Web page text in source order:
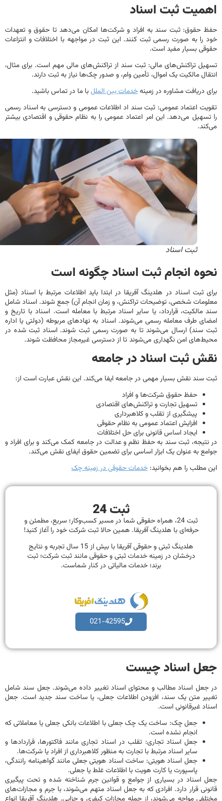
ثبت اسناد
حقوق: ثبت سند به افراد و شرکت‌ها امکان می‌دهد تا حقوق و تعهدات
به صورت رسمی ثبت کنند. این ثبت در مواجهه با اختلافات و انتزاعات
بسیار مفید است.
تراکنش‌های مالی: ثبت سند از تراکنش‌های مالی مهم است. برای مثال،
مالکیت یک اموال، تأمین وام‌، و صدور چک‌ها نیاز به ثبت دارند.
دریافت مشاوره در زمینهخدمات بین المللبا ما در تماس باشید.
اعتماد عمومی: ثبت سند اد اطلاعات عمومی و دسترسی به اسناد رسمی
می‌دهد. این امر اعتماد عمومی را به نظام حقوقی و اقتصادی بیشتر
ثبت اسناد
انجام ثبت اسناد چگونه است
ثبت اسناد در هلدینگ آفریقا در ابتدا باید اطلاعات مرتبط با اسناد (مثل
شخصی، توضیحات تراکنش، و زمان انجام آن) جمع ‌شوند. اسناد شامل
قرارداد، یا سایر اسناد مرتبط با معامله است. اسناد با تاریخ‌ و
طرف‌ معامله رسمی می‌شوند. اسناد به نهادهای مربوطه (دولتی یا اداره
سند) ارسال می‌شوند تا به صورت رسمی ثبت شوند. اسناد ثبت شده در
امن نگهداری می‌شوند تا از دسترسی غیرمجاز محافظت شوند.
ثبت اسناد در جامعه
سند نقش بسیار مهمی در جامعه ایفا می‌کند. این نقش عبارت است از:
حفظ حقوق شرکت‌ها و افراد
تسهیل تجارت و تراکنش‌های اقتصادی
پیشگیری از تقلب و کلاهبرداری
افزایش اعتماد عمومی به نظام حقوقی
ایجاد اساس قانونی برای حل اختلافات
ثبت سند به حفظ نظم و عدالت در جامعه کمک می‌کند و برای افراد و
به عنوان یک ابزار اساسی برای تضمین حقوق ایفای نقش می‌کند.
را هم بخوانید:خدمات حقوقی در زمینه چک
ثبت 24
ثبت 24، همراه حقوقی شما در مسیر کسب‌وکار؛ سریع، مطمئن و
حرفه‌ای با هلدینگ آفریقا. همین حالا ثبت شرکت خود را آغاز کنید!
هلدینگ ثبتی و حقوقی آفریقا با بیش از 15 سال تجربه و نتایج
درخشان در زمینه خدمات ثبتی و حقوقی مانند ثبت شرکت؛ ثبت
برند؛ خدمات مالیاتی در کنار شماست.
021-42595
اسناد چیست
اسناد مطالب و محتوای اسناد تغییر داده می‌شوند. جعل سند شامل
متن یک سند، افزودن اطلاعات جعلی، یا ساخت سند‌ جدید است. جعل
غیرقانونی است.
جعل چک: ساخت یک چک جعلی با اطلاعات بانکی جعلی یا معاملاتی که
انجام نشده است.
جعل اسناد تجاری: تقلب در اسناد تجاری مانند فاکتورها، قراردادها و
سایر اسناد مرتبط با تجارت به منظور کلاهبرداری از افراد یا شرکت‌ها.
جعل اسناد هویتی: ساخت اسناد هویتی جعلی مانند گواهینامه رانندگی،
پاسپورت یا کارت هویت با اطلاعات غلط یا جعلی.
اسناد در بسیاری از جوامع و قوانین جرم شناخته شده و تحت پیگیری
قرار دارد. افرادی که به جعل اسناد متهم می‌شوند، با جرم و مجازات‌های